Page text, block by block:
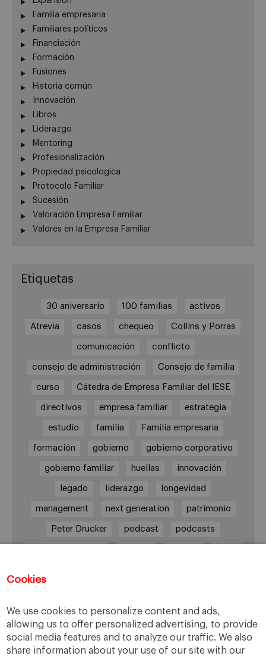
Cookies
We use cookies to personalize content and ads,
allowing us to offer personalized advertising, to provide
social media features and to analyze our traffic. We also
share information about your use of our site with our
Familia empresaria
Familiares políticos
Financiación
Formación
Fusiones
Historia común
Innovación
Libros
Liderazgo
Mentoring
Profesionalización
Propiedad psicologica
Protocolo Familiar
Sucesión
Valoración Empresa Familiar
Valores en la Empresa Familiar
Etiquetas
30 aniversario 100 familias activos
Atrevia casos chequeo Collins y Porras
comunicación conflicto
consejo de administración Consejo de familia
curso Cátedra de Empresa Familiar del IESE
directivos empresa familiar estrategia
estudio familia Familia empresaria
formación gobierno gobierno corporativo
gobierno familiar huellas innovación
legado liderazgo longevidad
management next generation patrimonio
Peter Drucker podcast podcasts
órganos de gobierno